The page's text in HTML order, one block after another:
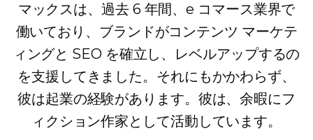
マックスは、過去 6 年間、e コマース業界で
働いており、ブランドがコンテンツ マーケテ
ィングと SEO を確立し、レベルアップするの
を支援してきました。それにもかかわらず、
彼は起業の経験があります。彼は、余暇にフ
ィクション作家として活動しています。